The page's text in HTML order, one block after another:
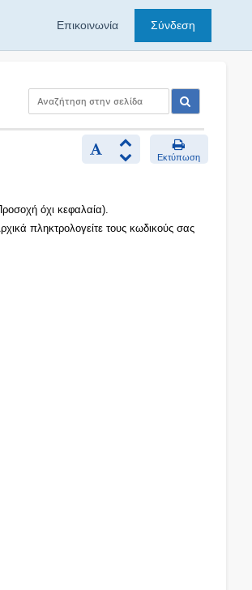
Επικοινωνία Σύνδεση
Εκτύπωση
όχι κεφαλαία).
πληκτρολογείτε τους κωδικούς σας